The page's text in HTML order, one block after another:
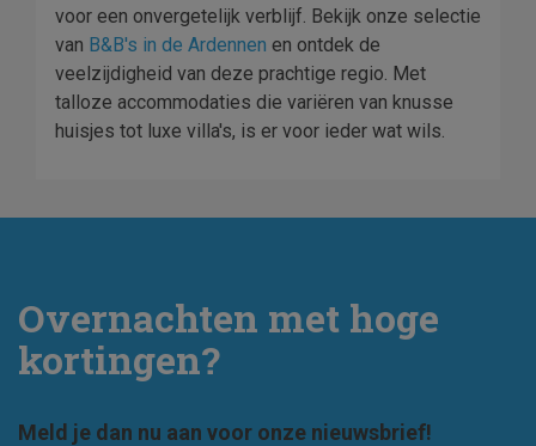
voor een onvergetelijk verblijf. Bekijk onze selectie
van B&B's in de Ardennen en ontdek de
veelzijdigheid van deze prachtige regio. Met
talloze accommodaties die variëren van knusse
huisjes tot luxe villa's, is er voor ieder wat wils.
Overnachten met hoge
kortingen?
Meld je dan nu aan voor onze nieuwsbrief!